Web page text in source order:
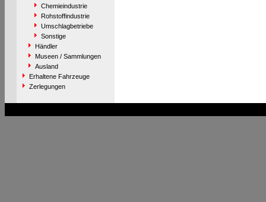
Chemieindustrie
Rohstoffindustrie
Umschlagbetriebe
Sonstige
Händler
Museen / Sammlungen
Ausland
Erhaltene Fahrzeuge
Zerlegungen